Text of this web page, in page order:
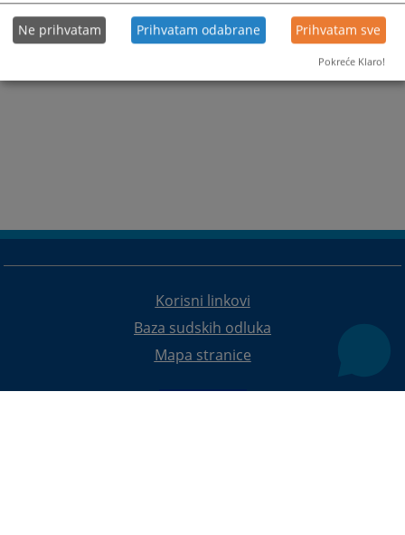
Korisni linkovi
Baza sudskih odluka
Mapa stranice
Ne prihvatam Prihvatam odabrane Prihvatam sve
Pokreće Klaro!